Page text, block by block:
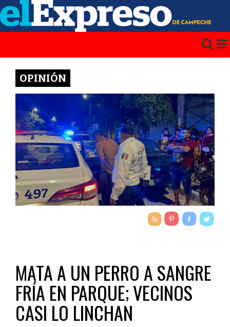
OPINIÓN
MATA A UN PERRO A SANGRE
FRÍA EN PARQUE; VECINOS
CASI LO LINCHAN